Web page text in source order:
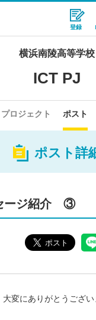
登録
横浜南陵高等学校
ICT PJ
プロジェクト ポスト
ポスト詳
ージ紹介 ③
変にありがとうござい